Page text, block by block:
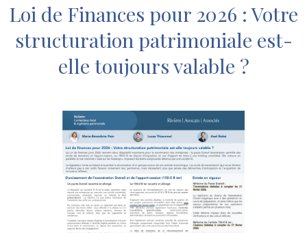
Loi de Finances pour 2026 : Votre
structuration patrimoniale est-
elle toujours valable ?